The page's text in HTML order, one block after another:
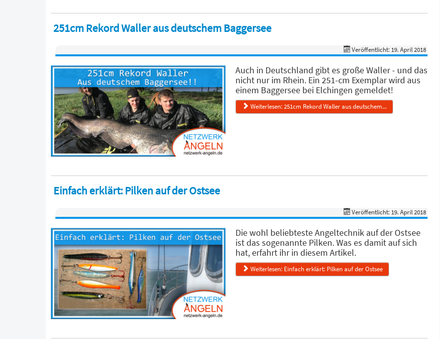
251cm Rekord Waller aus deutschem Baggersee
Veröffentlicht: 19. April 2018
Auch in Deutschland gibt es große Waller - und das
nicht nur im Rhein. Ein 251-cm Exemplar wird aus
einem Baggersee bei Elchingen gemeldet!
Weiterlesen: 251cm Rekord Waller aus deutschem...
Einfach erklärt: Pilken auf der Ostsee
Veröffentlicht: 19. April 2018
Die wohl beliebteste Angeltechnik auf der Ostsee
ist das sogenannte Pilken. Was es damit auf sich
hat, erfahrt ihr in diesem Artikel.
Weiterlesen: Einfach erklärt: Pilken auf der Ostsee